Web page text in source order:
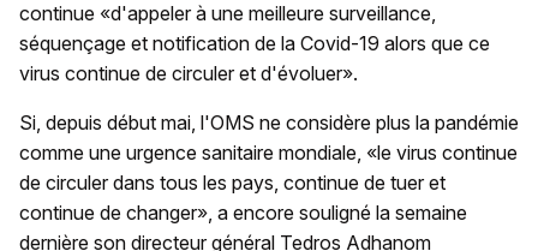
continue «d'appeler à une meilleure surveillance,
séquençage et notification de la Covid-19 alors que ce
virus continue de circuler et d'évoluer».
Si, depuis début mai, l'OMS ne considère plus la pandémie
comme une urgence sanitaire mondiale, «le virus continue
de circuler dans tous les pays, continue de tuer et
continue de changer», a encore souligné la semaine
dernière son directeur général Tedros Adhanom